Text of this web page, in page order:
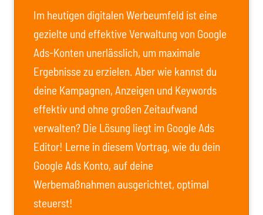
Im heutigen digitalen Werbeumfeld ist eine
gezielte und effektive Verwaltung von Google
Ads-Konten unerlässlich, um maximale
Ergebnisse zu erzielen. Aber wie kannst du
deine Kampagnen, Anzeigen und Keywords
effektiv und ohne großen Zeitaufwand
verwalten? Die Lösung liegt im Google Ads
Editor! Lerne in diesem Vortrag, wie du dein
Google Ads Konto, auf deine
Werbemaßnahmen ausgerichtet, optimal
steuerst!